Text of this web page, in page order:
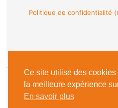
Politique de confidentialité
Ce site utilise des
la meilleure expérience
En savoir plus